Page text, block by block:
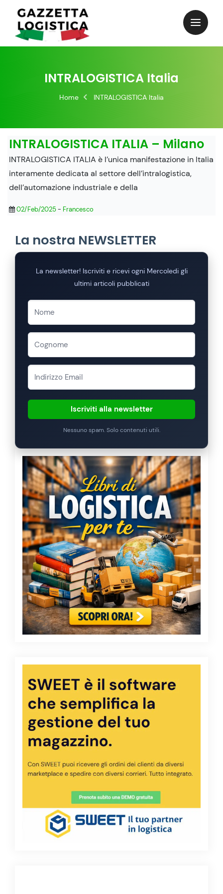
content
INTRALOGISTICA Italia
Home INTRALOGISTICA Italia
INTRALOGISTICA ITALIA – Milano
INTRALOGISTICA ITALIA è l’unica manifestazione in Italia
interamente dedicata al settore dell’intralogistica,
dell’automazione industriale e della
02/Feb/2025- Francesco
La nostra NEWSLETTER
La newsletter! Iscriviti e ricevi ogni Mercoledi gli
ultimi articoli pubblicati
Iscriviti alla newsletter
Nessuno spam. Solo contenuti utili.